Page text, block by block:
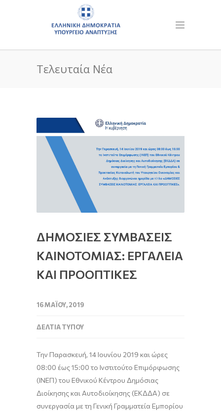
Τελευταία Νέα
ΔΗΜΟΣΙΕΣ ΣΥΜΒΑΣΕΙΣ
ΚΑΙΝΟΤΟΜΙΑΣ: ΕΡΓΑΛΕΙΑ
ΚΑΙ ΠΡΟΟΠΤΙΚΕΣ
16 ΜΑΪ́ΟΥ, 2019
ΔΕΛΤΊΑ ΤΎΠΟΥ
Την Παρασκευή, 14 Ιουνίου 2019 και ώρες
08:00 έως 15:00 το Ινστιτούτο Επιμόρφωσης
(ΙΝΕΠ) του Εθνικού Κέντρου Δημόσιας
Διοίκησης και Αυτοδιοίκησης (ΕΚΔΔΑ) σε
συνεργασία με τη Γενική Γραμματεία Εμπορίου